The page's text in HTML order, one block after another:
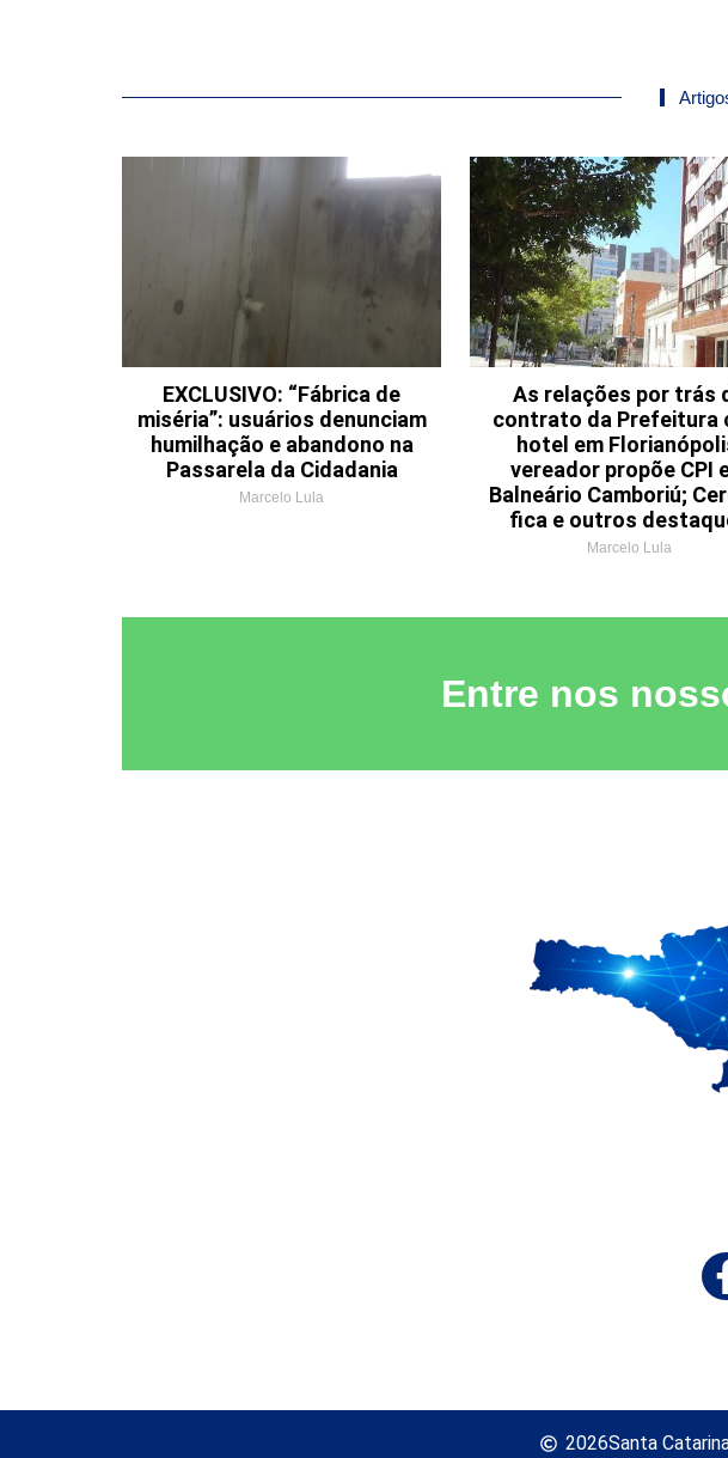
EXCLUSIVO: “Fábrica de
miséria”: usuários denunciam
humilhação e abandono na
Passarela da Cidadania
Marcelo Lula
As relações por trás
contrato da Prefeitura
hotel em
vereador propõe CPI
Balneário Camboriú;
fica e outros
Marcelo Lula
Entre nos
2026Santa